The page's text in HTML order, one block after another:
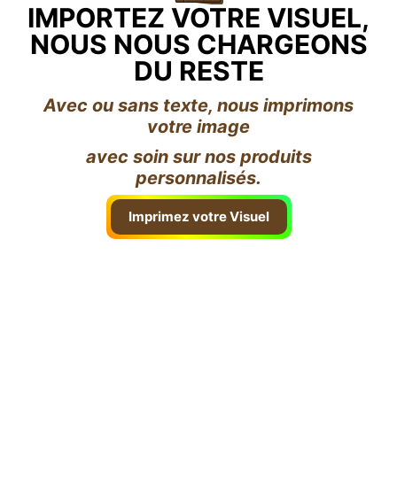
IMPORTEZ VOTRE VISUEL,
NOUS NOUS CHARGEONS
DU RESTE
Avec ou sans texte, nous imprimons
votre image
avec soin sur nos produits
personnalisés.
Imprimez votre Visuel